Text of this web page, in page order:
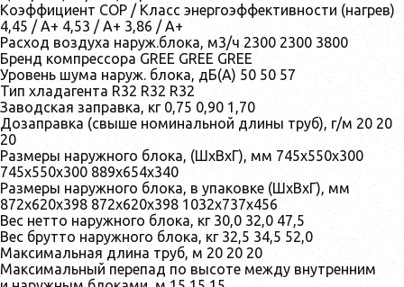
Коэффициент COP / Класс энергоэффективности (нагрев)
4,45 / A+ 4,53 / A+ 3,86 / A+
Расход воздуха наруж.блока, м3/ч 2300 2300 3800
Бренд компрессора GREE GREE GREE
Уровень шума наруж. блока, дБ(А) 50 50 57
Тип хладагента R32 R32 R32
Заводская заправка, кг 0,75 0,90 1,70
Дозаправка (свыше номинальной длины труб), г/м 20 20
20
Размеры наружного блока, (ШхВхГ), мм 745x550x300
745x550x300 889x654x340
Размеры наружного блока, в упаковке (ШхВхГ), мм
872x620x398 872x620x398 1032x737x456
Вес нетто наружного блока, кг 30,0 32,0 47,5
Вес брутто наружного блока, кг 32,5 34,5 52,0
Максимальная длина труб, м 20 20 20
Максимальный перепад по высоте между внутренним